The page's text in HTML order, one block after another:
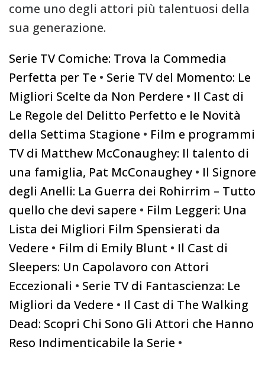
come uno degli attori più talentuosi della
sua generazione.
Serie TV Comiche: Trova la Commedia
Perfetta per Te • Serie TV del Momento: Le
Migliori Scelte da Non Perdere • Il Cast di
Le Regole del Delitto Perfetto e le Novità
della Settima Stagione • Film e programmi
TV di Matthew McConaughey: Il talento di
una famiglia, Pat McConaughey • Il Signore
degli Anelli: La Guerra dei Rohirrim – Tutto
quello che devi sapere • Film Leggeri: Una
Lista dei Migliori Film Spensierati da
Vedere • Film di Emily Blunt • Il Cast di
Sleepers: Un Capolavoro con Attori
Eccezionali • Serie TV di Fantascienza: Le
Migliori da Vedere • Il Cast di The Walking
Dead: Scopri Chi Sono Gli Attori che Hanno
Reso Indimenticabile la Serie •